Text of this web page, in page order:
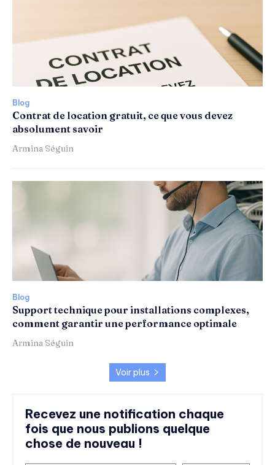
Blog
Contrat de location gratuit, ce que vous devez
absolument savoir
Armina Séguin
Blog
Support technique pour installations complexes,
comment garantir une performance optimale
Armina Séguin
Voir plus
Recevez une notification chaque
fois que nous publions quelque
chose de nouveau !